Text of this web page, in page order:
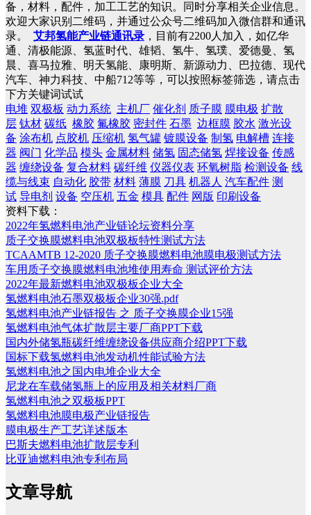
备，材料，配件，加工工艺的知识。同时分享相关企业信息。
欢迎大家识别二维码，并通过公众号二维码加入微信群和通讯
录。
艾邦氢能产业链通讯录 ，目前有2200人加入，如亿华
通、清极能源、氢蓝时代、雄韬、氢牛、氢璞、爱德曼、氢
晨、喜马拉雅、明天氢能、康明斯、新源动力、巴拉德、现代
汽车、神力科技、中船712等等，可以按照标签筛选，请点击
下方关键词试试
电堆 双极板 动力系统 主机厂 催化剂 质子膜 膜电极 扩散
层 钛材 碳纸 橡胶 氟橡胶 密封件 石墨 边框膜 胶水 激光设
备 涂布机 点胶机 压缩机 氢气罐 镀膜设备 制氢 电解槽 连接
器 阀门 化学品 模头 金属材料 储氢 固态储氢 焊接设备 传感
器 缠绕设备 复合材料 碳纤维 仪器仪表 环氧树脂 检测设备 线
缆与线束 自动化 胶带 材料 薄膜 刀具 机器人 汽车配件 测
试 导电剂 设备 空压机 五金 模具 配件 网版 印刷设备
资料下载：
2022年氢燃料电池产业链论坛资料分享
质子交换膜燃料电池双极板特性测试方法
TCAAMTB 12-2020 质子交换膜燃料电池膜电极测试方法
车用质子交换膜燃料电池堆使用寿命 测试评价方法
2022年最新燃料电池双极板企业大全
氢燃料电池石墨双极板企业30强.pdf
氢燃料电池产业链报告 之 质子交换膜企业15强
氢燃料电池气体扩散层主要厂商PPT下载
国内外储氢瓶碳纤维缠绕设备供应商介绍PPT下载
国标下载氢燃料电池发动机性能试验方法
氢燃料电池之国内电堆企业大全
尼龙在车载储氢瓶上的应用及相关材料厂商
氢燃料电池之双极板PPT
氢燃料电池膜电极产业链报告
膜电极生产工艺详述版本
巴斯夫燃料电池扩散层专利
比亚迪燃料电池专利布局
文章导航